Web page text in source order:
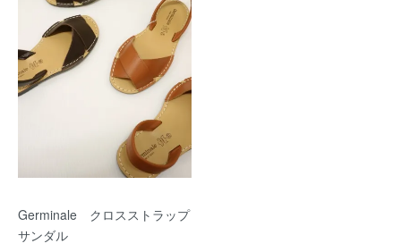
Germinale クロスストラップ
サンダル